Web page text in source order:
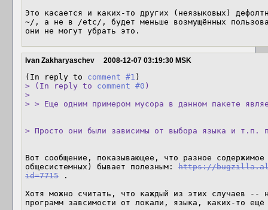
Это касается и каких-то других (неязыковых)
~/, а не в /etc/, будет меньше возмущённых
они не могут убрать это.
Ivan Zakharyaschev 2008-12-07 03:19:30 MSK
(In reply to comment #1
> (In reply to comment #0 )
>
> > Еще одним примером мусора в данном пакете
> Просто они были зависимы от выбора языка и т.п.
Вот сообщение, показывающее, что разное
общесистемных) бывает полезным: https://
id=7715 .
Хотя можно считать, что каждый из этих случаев --
программ завсимости от локали, языка, каких-то ещё